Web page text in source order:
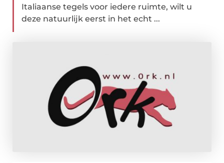
Italiaanse tegels voor iedere ruimte, wilt u
deze natuurlijk eerst in het echt ...